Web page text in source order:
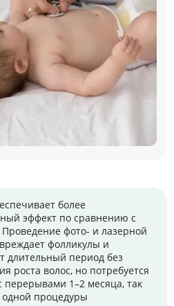
более
эффект по сравнению с
фото- и лазерной
фолликулы и
длительный период без
роста волос, но потребуется
перерывами 1–2 месяца, так
одной процедуры